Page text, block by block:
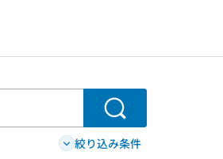
検索
絞り込み条件